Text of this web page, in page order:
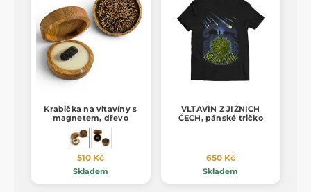
Krabička na vltavíny s
magnetem, dřevo
510 Kč
Skladem
VLTAVÍN Z JIŽNÍCH
ČECH, pánské tričko
650 Kč
Skladem